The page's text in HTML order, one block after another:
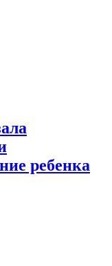
ребенка